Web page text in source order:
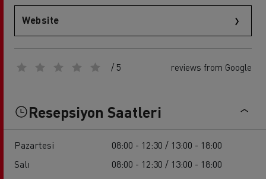
Website
/ 5 reviews from Google
Resepsiyon Saatleri
Pazartesi
08:00 - 12:30 / 13:00 - 18:00
Salı
08:00 - 12:30 / 13:00 - 18:00